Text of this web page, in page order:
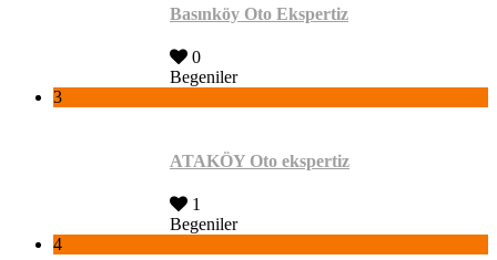
Basınköy Oto Ekspertiz
0
Begeniler
3
ATAKÖY Oto ekspertiz
1
Begeniler
4